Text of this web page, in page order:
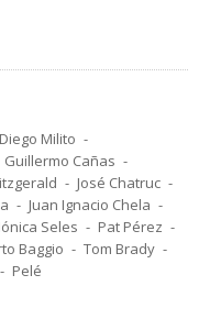
Diego Milito
Guillermo Cañas
José Chatruc
Juan Ignacio Chela
Seles
Pat Pérez
Baggio
Tom Brady
Pelé